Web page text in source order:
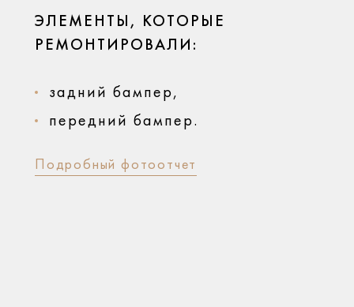
ЭЛЕМЕНТЫ, КОТОРЫЕ
РЕМОНТИРОВАЛИ:
задний бампер,
передний бампер.
Подробный фотоотчет